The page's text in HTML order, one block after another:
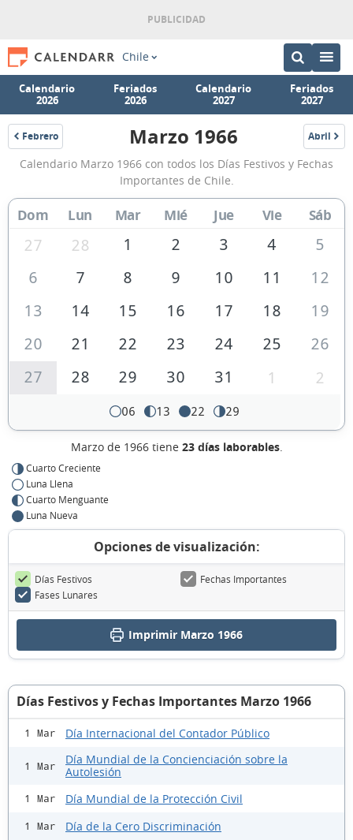
Chile
Calendario
2026
Feriados
2026
Calendario
2027
Feriados
2027
Febrero
1966
Calendario
Marzo
1966
de
Chile
Marzo 1966 Abril
1966
Calendario Marzo 1966 con todos los Días Festivos y Fechas
Importantes de Chile.
Dom Lun Mar Mié Jue Vie Sáb
27 28 1 2 3 4
5
6
7 8 9 10 11
12
13
14 15 16 17 18
19
20
21 22 23 24 25
26
27
28 29 30 31 1 2
06 13 22 29
Marzo de 1966 tiene 23 días laborables.
Cuarto Creciente
Luna Llena
Cuarto Menguante
Luna Nueva
Opciones de visualización:
Días Festivos
Fechas Importantes
Fases Lunares
Imprimir Marzo 1966
Días Festivos y Fechas Importantes Marzo 1966
1 Mar Día Internacional del Contador Público
1 Mar
Día Mundial de la Concienciación sobre la
Autolesión
1 Mar Día Mundial de la Protección Civil
1 Mar Día de la Cero Discriminación